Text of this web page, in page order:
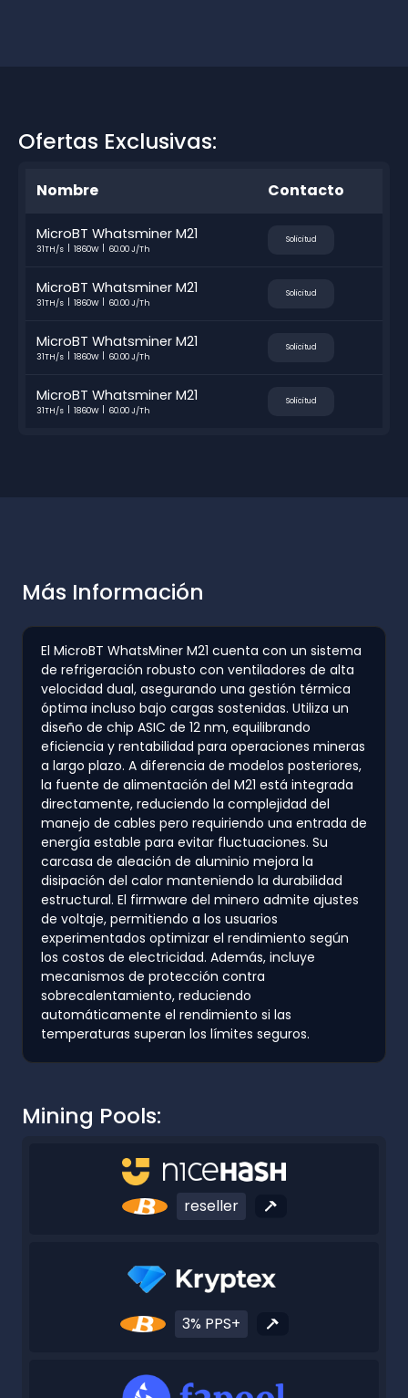
Ofertas Exclusivas:
Nombre Contacto
MicroBT Whatsminer M21
31TH/s 1860W 60.00 J/Th
Solicitud
MicroBT Whatsminer M21
31TH/s 1860W 60.00 J/Th
Solicitud
MicroBT Whatsminer M21
31TH/s 1860W 60.00 J/Th
Solicitud
MicroBT Whatsminer M21
31TH/s 1860W 60.00 J/Th
Solicitud
Más Información
El MicroBT WhatsMiner M21 cuenta con un sistema
de refrigeración robusto con ventiladores de alta
velocidad dual, asegurando una gestión térmica
óptima incluso bajo cargas sostenidas. Utiliza un
diseño de chip ASIC de 12 nm, equilibrando
eficiencia y rentabilidad para operaciones mineras
a largo plazo. A diferencia de modelos posteriores,
la fuente de alimentación del M21 está integrada
directamente, reduciendo la complejidad del
manejo de cables pero requiriendo una entrada de
energía estable para evitar fluctuaciones. Su
carcasa de aleación de aluminio mejora la
disipación del calor manteniendo la durabilidad
estructural. El firmware del minero admite ajustes
de voltaje, permitiendo a los usuarios
experimentados optimizar el rendimiento según
los costos de electricidad. Además, incluye
mecanismos de protección contra
sobrecalentamiento, reduciendo
automáticamente el rendimiento si las
temperaturas superan los límites seguros.
Mining Pools:
reseller
3% PPS+